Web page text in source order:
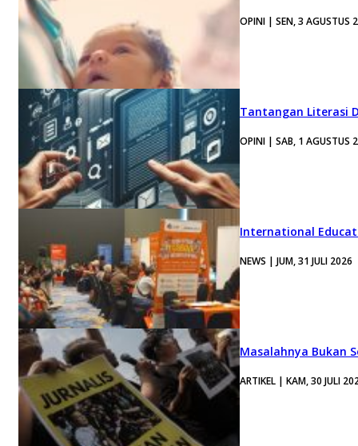
OPINI | SEN, 3 AGUSTUS
Tantangan Literasi
OPINI | SAB, 1 AGUSTUS
International
NEWS | JUM, 31 JULI 2026
Masalahnya Bukan
ARTIKEL | KAM, 30 JULI